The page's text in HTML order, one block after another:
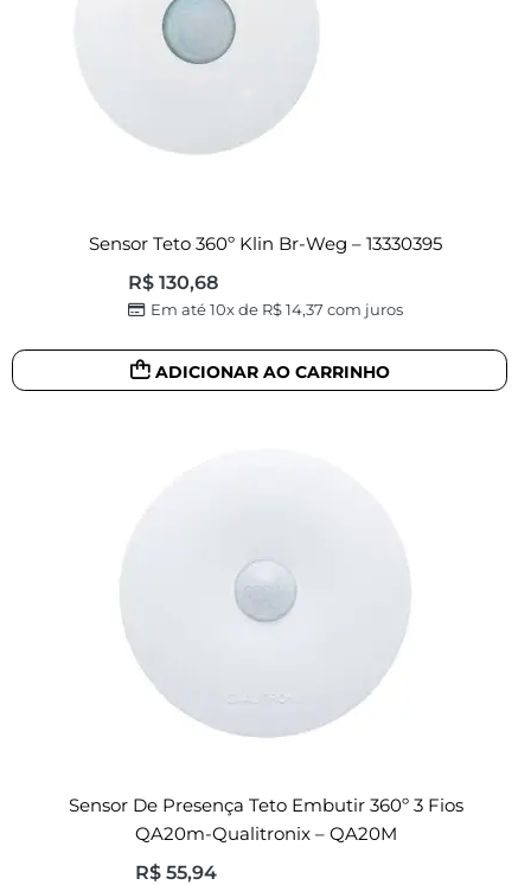
Sensor Teto 360º Klin Br-Weg – 13330395
R$ 130,68
Em até 10x de R$14,37 com juros
ADICIONAR AO CARRINHO
Sensor De Presença Teto Embutir 360º 3 Fios
QA20m-Qualitronix – QA20M
R$55,94